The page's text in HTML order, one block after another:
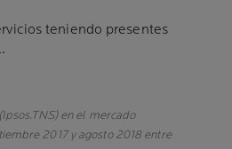
teniendo presentes
en el mercado
2017 y agosto 2018 entre